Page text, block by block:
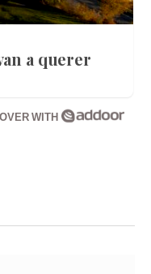
a querer
WITH